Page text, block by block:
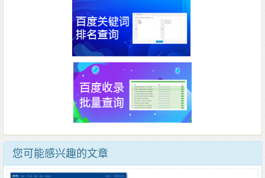
您可能感兴趣的文章